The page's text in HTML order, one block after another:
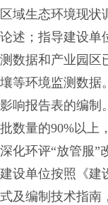
域生态环境现状
述；指导建设单
数据和产业园区
等环境监测数据。
报告表的编制
数量的90%以上
化环评“放管服”
设单位按照《建
及编制技术指南